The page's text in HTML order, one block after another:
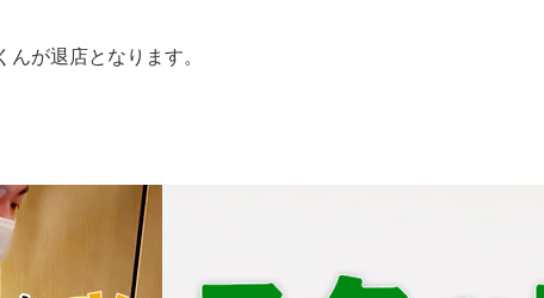
んが退店となります。